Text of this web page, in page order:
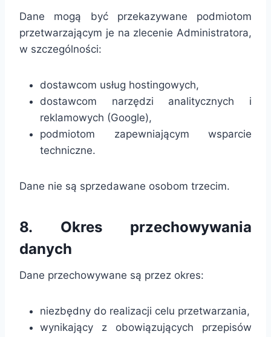
Dane mogą być przekazywane podmiotom
przetwarzającym je na zlecenie Administratora,
w szczególności:
dostawcom usług hostingowych,
dostawcom narzędzi analitycznych i
reklamowych (Google),
podmiotom zapewniającym wsparcie
techniczne.
Dane nie są sprzedawane osobom trzecim.
8. Okres przechowywania
danych
Dane przechowywane są przez okres:
niezbędny do realizacji celu przetwarzania,
wynikający z obowiązujących przepisów